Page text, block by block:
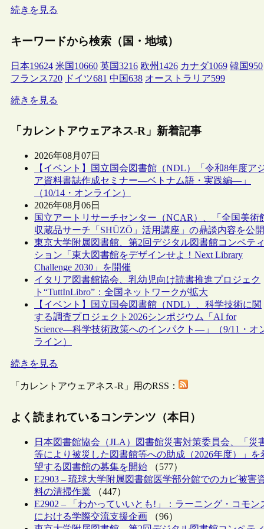
続きを見る
キーワードから検索（国・地域）
日本19624 米国 10660 英国3216 欧州 1426 カナダ1069 韓国950
フランス720 ドイツ681 中国638 オーストラリア599
続きを見る
「カレントアウェアネス-R」新着記事
2026年08月07日
【イベント】国立国会図書館（NDL）「令和8年度ア
ア資料書誌作成セミナー―ベトナム語・実践編―」
（10/14・オンライン）
2026年08月06日
国立アートリサーチセンター（NCAR）、「全国美術
収蔵品サーチ「SHŪZŌ」活用講座」の鼎談内容を公開
東京大学附属図書館、第2回デジタル図書館コンペティ
ション「東大図書館をデザインせよ！Next Library
Challenge 2030」を開催
イタリア図書館協会、乳幼児向け読書推進プロジェク
ト“TuttInLibro”：全国ネットワークが拡大
【イベント】国立国会図書館（NDL）、科学技術に関
する調査プロジェクト2026シンポジウム「AI for
Science―科学技術政策へのインパクト―」（9/11・オ
ライン）
続きを見る
「カレントアウェアネス-R」用のRSS：
よく読まれているコンテンツ（本日）
日本図書館協会（JLA）図書館災害対策委員会、「災
等により被災した図書館等への助成（2026年度）」を
望する図書館の募集を開始 （577）
E2903 – 琉球大学附属図書館医学部分館でのカビ被害
料の清掃作業 （447）
E2902 – 「わかっていいとも!」：ラーニング・コモン
における学際交流支援企画 （96）